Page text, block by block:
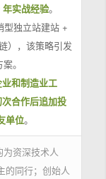
实战经验。
型独立站建站 +
），该策略引发
。
和制造业工
合作后追加投
单位。
为资深技术人
的同行；创始人